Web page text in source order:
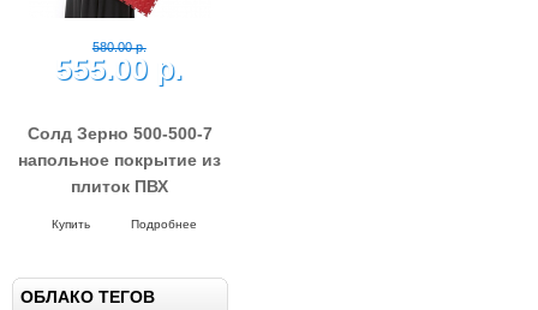
580.00 р.
555.00 р.
плиток ПВХ
ОБЛАКО ТЕГОВ